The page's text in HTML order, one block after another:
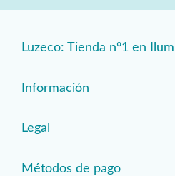
Luzeco: Tienda nº1 en
Información
Legal
Métodos de pago